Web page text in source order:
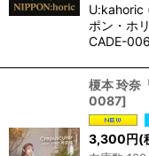
U:kahoric
ポン・ホ
CADE-
榎本 玲奈
0087]
3,300円(